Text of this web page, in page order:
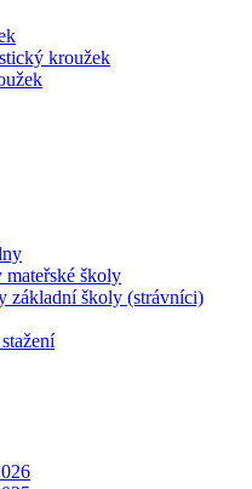
kroužek
školy
základní školy (strávníci)